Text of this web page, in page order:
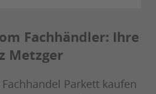
Fachhändler: Ihre
Metzger
Parkett kaufen